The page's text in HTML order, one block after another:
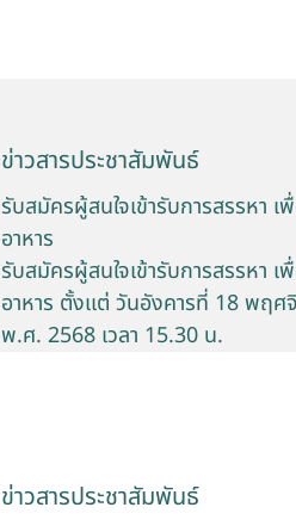
ข่าวสารประชาสัมพันธ์
รับสมัครผู้สนใจเข้ารับการสรรหา
อาหาร
รับสมัครผู้สนใจเข้ารับการสรรหา
อาหาร ตั้งเเต่ วันอังคารที่ 18 พฤ
พ.ศ. 2568 เวลา 15.30 น.
ข่าวสารประชาสัมพันธ์